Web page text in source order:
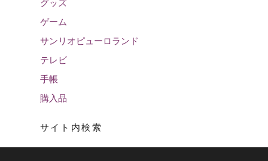
グッズ
ゲーム
サンリオピューロランド
テレビ
手帳
購入品
サイト内検索